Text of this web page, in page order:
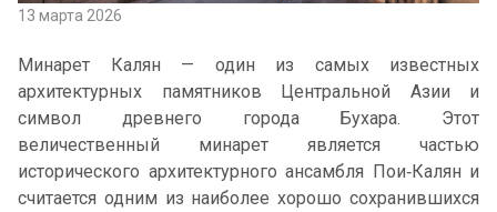
13 марта 2026
Минарет Калян — один из самых известных
архитектурных памятников Центральной Азии и
символ древнего города Бухара. Этот
величественный минарет является частью
исторического архитектурного ансамбля Пои‑Калян и
считается одним из наиболее хорошо сохранившихся